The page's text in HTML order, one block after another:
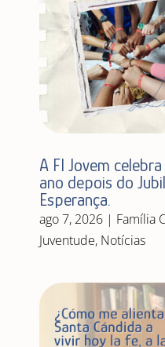
A FI Jovem
ano depois do
Esperança.
ago 7, 2026| Família
Juventude, Notícias